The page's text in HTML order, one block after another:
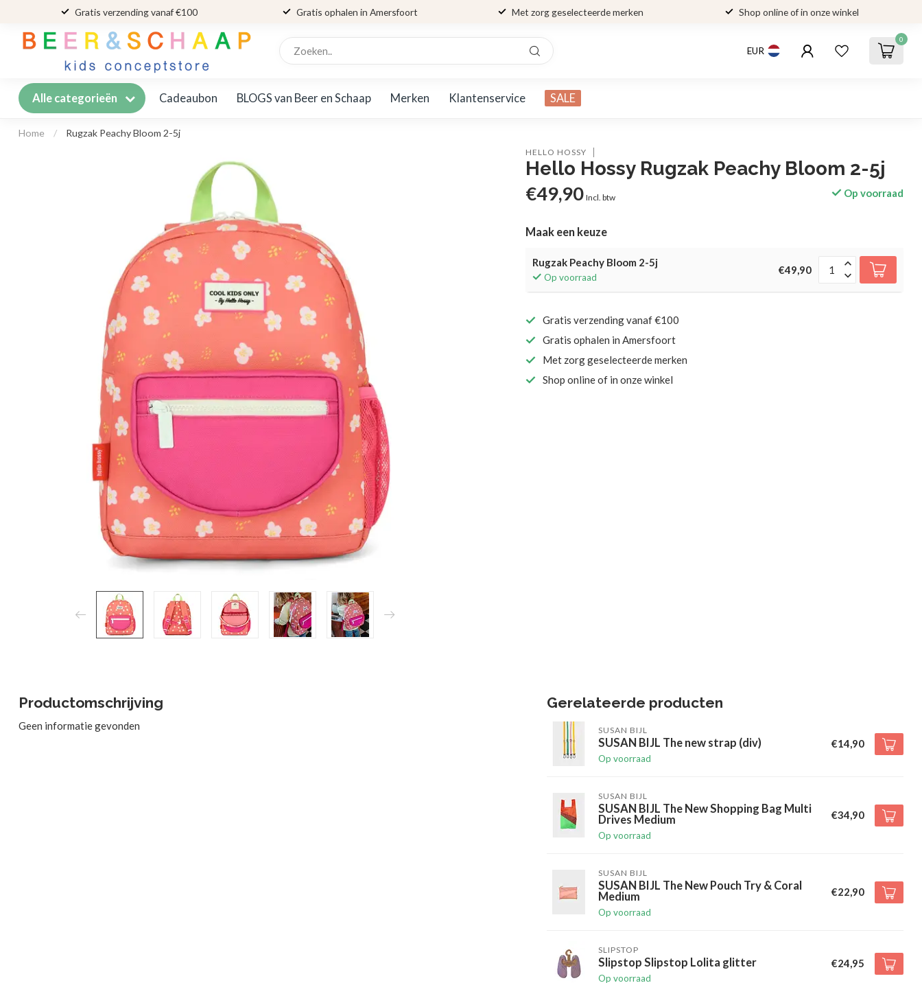
Gratis verzending vanaf €100 Gratis ophalen in Amersfoort Met zorg geselecteerde merken Shop online of in onze winkel
EUR
0
Alle categorieën Cadeaubon BLOGS van Beer en Schaap Merken Klantenservice SALE
Home / Rugzak Peachy Bloom 2-5j
HELLO HOSSY
Hello Hossy Rugzak Peachy Bloom 2-5j
€49,90 Incl. btw Op voorraad
Maak een keuze
Rugzak Peachy Bloom 2-5j
Op voorraad
€49,90
Gratis verzending vanaf €100
Gratis ophalen in Amersfoort
Met zorg geselecteerde merken
Shop online of in onze winkel
Productomschrijving
Geen informatie gevonden
Gerelateerde producten
SUSAN BIJL
SUSAN BIJL The new strap (div)
Op voorraad
€14,90
SUSAN BIJL
SUSAN BIJL The New Shopping Bag Multi
Drives Medium
Op voorraad
€34,90
SUSAN BIJL
SUSAN BIJL The New Pouch Try & Coral
Medium
Op voorraad
€22,90
SLIPSTOP
Slipstop Slipstop Lolita glitter
Op voorraad
€24,95